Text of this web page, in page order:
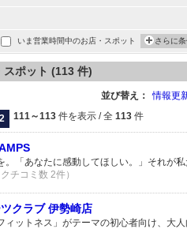
いま営業時間中のお店・スポット さらに
スポット (113 件)
並び替え： 情報更
111～113 件を表示 / 全 113 件
。「あなたに感動してほしい。」それが
チコミ数 2件）
クラブ 伊勢崎店
ィットネス」がテーマの初心者向け、大